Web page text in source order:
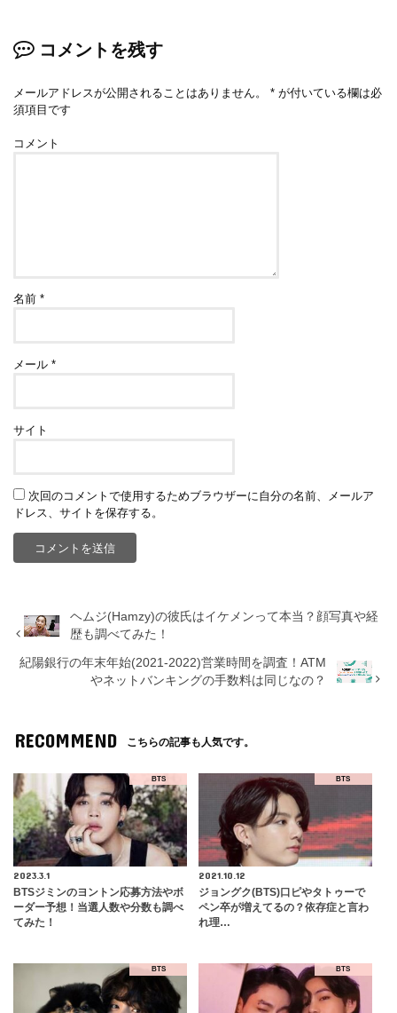
コメントを残す
メールアドレスが公開されることはありません。 * が付いている欄は必
須項目です
コメント
名前*
メール*
サイト
次回のコメントで使用するためブラウザーに自分の名前、メールア
ドレス、サイトを保存する。
ヘムジ(Hamzy)の彼氏はイケメンって本当？顔写真や経
歴も調べてみた！
紀陽銀行の年末年始(2021-2022)営業時間を調査！ATM
やネットバンキングの手数料は同じなの？
RECOMMEND こちらの記事も人気です。
BTS
2023.3.1
BTSジミンのヨントン応募方法やボ
ーダー予想！当選人数や分数も調べ
てみた！
BTS
2021.10.12
ジョングク(BTS)口ピやタトゥーで
ペン卒が増えてるの？依存症と言わ
れ理…
BTS BTS